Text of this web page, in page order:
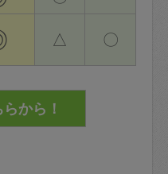
△ 〇